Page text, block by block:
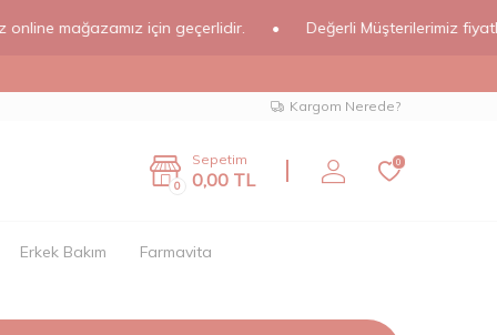
mağazamız için geçerlidir. • Değerli Müşterilerimiz
Kargom Nerede?
0
Sepetim
0,00 TL
0
Erkek Bakım Farmavita